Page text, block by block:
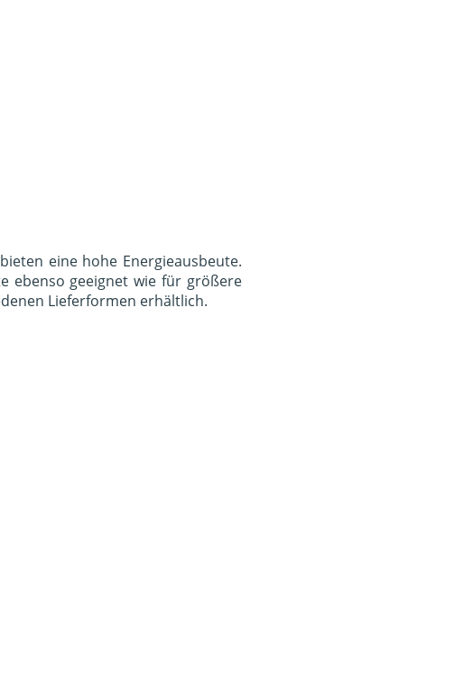
eine hohe Energieausbeute.
ebenso geeignet wie für größere
Lieferformen erhältlich.